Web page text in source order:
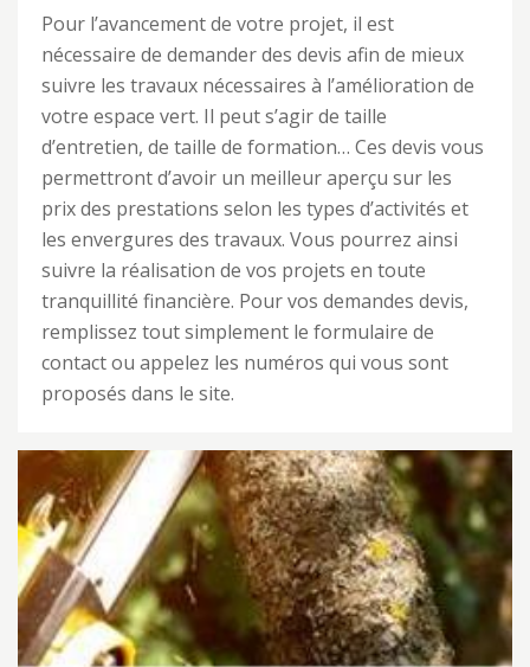
Pour l’avancement de votre projet, il est
nécessaire de demander des devis afin de mieux
suivre les travaux nécessaires à l’amélioration de
votre espace vert. Il peut s’agir de taille
d’entretien, de taille de formation… Ces devis vous
permettront d’avoir un meilleur aperçu sur les
prix des prestations selon les types d’activités et
les envergures des travaux. Vous pourrez ainsi
suivre la réalisation de vos projets en toute
tranquillité financière. Pour vos demandes devis,
remplissez tout simplement le formulaire de
contact ou appelez les numéros qui vous sont
proposés dans le site.